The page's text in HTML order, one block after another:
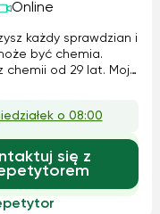
Online
każdy sprawdzian i
być chemia.
chemii od 29 lat. Moją
do matury z
o 08:00
się z